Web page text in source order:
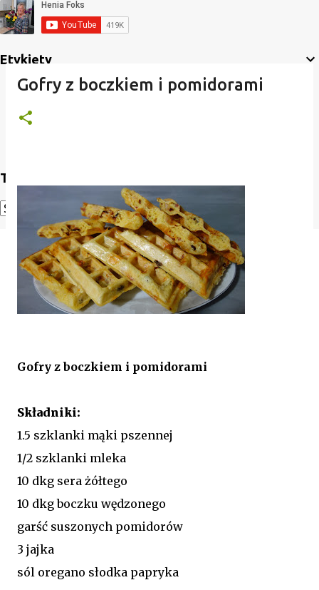
Etykiety
Translate
Powered by Translate
Gofry z boczkiem i pomidorami
Gofry z boczkiem i pomidorami
Składniki:
1.5 szklanki mąki pszennej
1/2 szklanki mleka
10 dkg sera żółtego
10 dkg boczku wędzonego
garść suszonych pomidorów
3 jajka
sól oregano słodka papryka